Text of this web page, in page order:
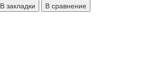
В закладки В сравнение